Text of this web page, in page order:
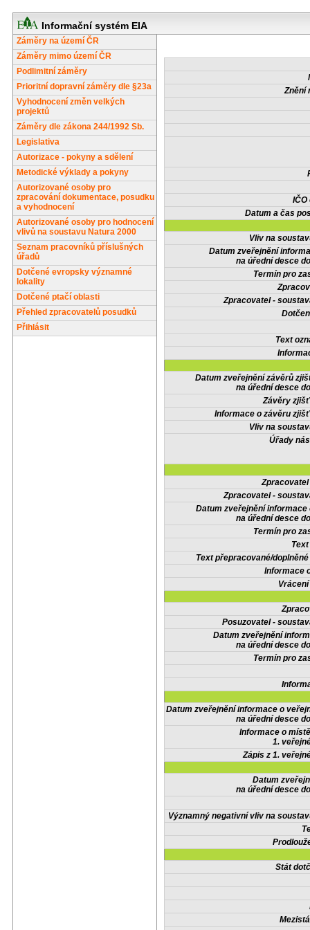
Informační systém EIA
Záměry na území ČR
Záměry mimo území ČR
Podlimitní záměry
Prioritní dopravní záměry dle §23a
Vyhodnocení změn velkých
projektů
Záměry dle zákona 244/1992 Sb.
Legislativa
Autorizace - pokyny a sdělení
Metodické výklady a pokyny
Autorizované osoby pro
zpracování dokumentace, posudku
a vyhodnocení
Autorizované osoby pro hodnocení
vlivů na soustavu Natura 2000
Seznam pracovníků příslušných
úřadů
Dotčené evropsky významné
lokality
Dotčené ptačí oblasti
Přehled zpracovatelů posudků
Přihlásit
Znění
IČO
Datum a čas
Vliv na
Datum zveřejnění
na úřední desce
Termín pro
Zpracovatel -
Text
Datum zveřejnění závěrů
na úřední desce
Závěry
Informace o závěru
Vliv na
Úřady
Zpracovatel -
Datum zveřejnění informace
na úřední desce
Termín pro
Text přepracované/
Informace
Posuzovatel -
Datum zveřejnění
na úřední desce
Termín pro
Datum zveřejnění informace o
na úřední desce
Informace o
1.
Zápis z 1.
Datum
na úřední desce
Významný negativní vliv na
Stát